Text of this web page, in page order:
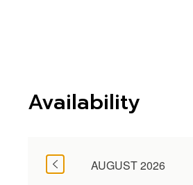
Availability
AUGUST 2026